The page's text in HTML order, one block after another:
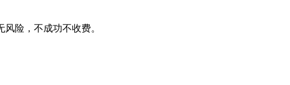
险，不成功不收费。